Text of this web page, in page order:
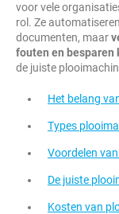
voor vele
rol. Ze
documenten, maar
fouten en besparen
de juiste
Het belang
Types
Voordelen
De juiste
Kosten van